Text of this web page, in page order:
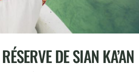
DE SIAN KA’AN